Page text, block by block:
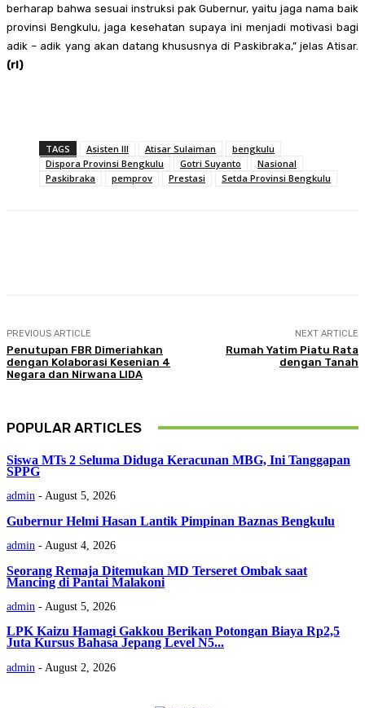
berharap bahwa sesuai instruksi pak Gubernur, yaitu jaga nama baik
provinsi Bengkulu, jaga kesehatan supaya ini menjadi motivasi bagi
adik – adik yang akan datang khususnya di Paskibraka,” jelas Atisar.
(rl)
TAGS Asisten III Atisar Sulaiman
bengkulu
Dispora Provinsi Bengkulu
Gotri Suyanto
Nasional
Paskibraka
pemprov Prestasi Setda Provinsi Bengkulu
PREVIOUS ARTICLE
Penutupan FBR Dimeriahkan
dengan Kolaborasi Kesenian 4
Negara dan Nirwana LIDA
NEXT ARTICLE
Rumah Yatim Piatu Rata
dengan Tanah
POPULAR ARTICLES
Siswa MTs 2 Seluma Diduga Keracunan MBG, Ini Tanggapan
SPPG
admin - August 5, 2026
Gubernur Helmi Hasan Lantik Pimpinan Baznas Bengkulu
admin - August 4, 2026
Seorang Remaja Ditemukan MD Terseret Ombak saat
Mancing di Pantai Malakoni
admin - August 5, 2026
LPK Kaizu Hamagi Gakkou Berikan Potongan Biaya Rp2,5
Juta Kursus Bahasa Jepang Level N5...
admin - August 2, 2026